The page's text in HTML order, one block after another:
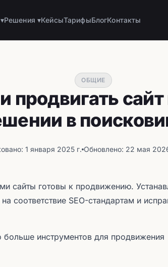
Решения ▾КейсыТарифыБлогКонтакты
ОБЩИЕ
продвигать сайт
в
1 января 2025 г. Обновлено: 22 мая
сайты готовы к продвижению.
соответствие SEO-стандартам и
больше инструментов для продвижения